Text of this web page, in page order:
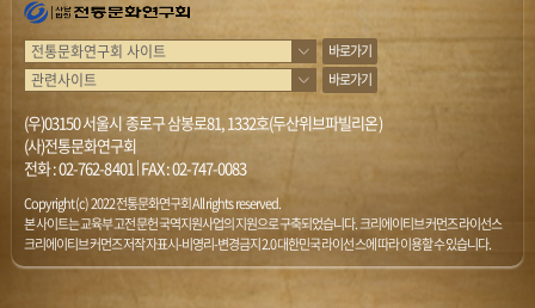
바로가기
바로가기
(우)03150 서울시 종로구 삼봉로81, 1332호(두산위브파빌리온)
(사)전통문화연구회
전화 :02-762-8401|FAX : 02-747-0083
Copyright (c) 2022 전통문화연구회 All rights reserved.
본 사이트는 교육부 고전문헌 국역지원사업의 지원으로 구축되었습니다. 크리에이티브 커먼즈 라이선스
크리에이티브 커먼즈 저작자표시-비영리-변경금지 2.0 대한민국 라이선스에 따라 이용할 수 있습니다.